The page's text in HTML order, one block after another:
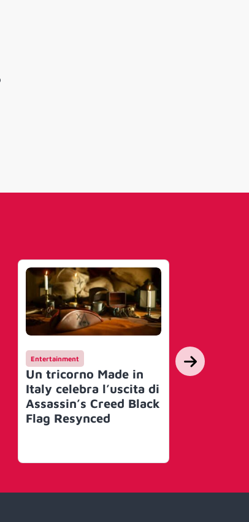
Entertainment
Un tricorno Made in
Italy celebra l’uscita di
Assassin’s Creed Black
Flag Resynced
Campagne
Hay